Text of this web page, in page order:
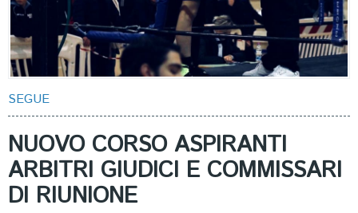
SEGUE
NUOVO CORSO ASPIRANTI
ARBITRI GIUDICI E COMMISSARI
DI RIUNIONE